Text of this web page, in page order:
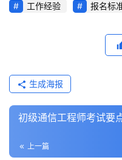
工作经验
报名标
生成海报
初级通信工程师考试要
上一篇